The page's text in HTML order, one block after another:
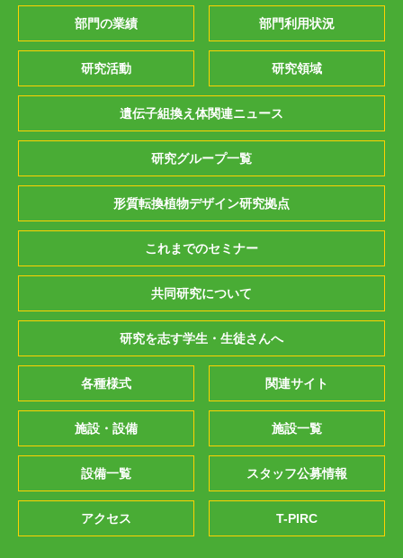
部門の業績 部門利用状況
研究活動 研究領域
遺伝子組換え体関連ニュース
研究グループ一覧
形質転換植物デザイン研究拠点
これまでのセミナー
共同研究について
研究を志す学生・生徒さんへ
各種様式 関連サイト
施設・設備 施設一覧
設備一覧 スタッフ公募情報
アクセス T-PIRC